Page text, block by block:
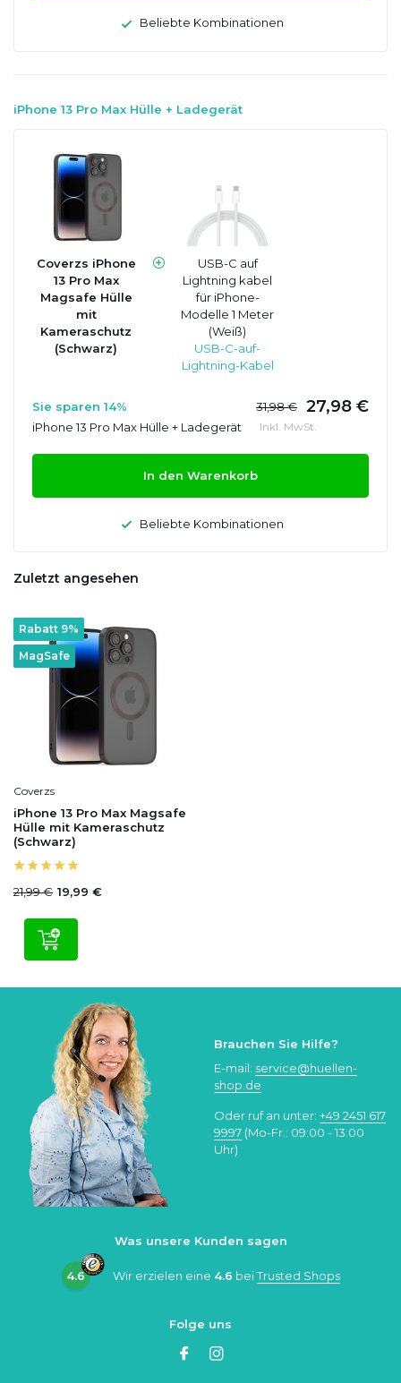
Beliebte Kombinationen
iPhone 13 Pro Max Hülle + Ladegerät
Coverzs iPhone
13 Pro Max
Magsafe Hülle
mit
Kameraschutz
(Schwarz)
USB-C auf
Lightning kabel
für iPhone-
Modelle 1 Meter
(Weiß)
USB-C-auf-
Lightning-Kabel
Sie sparen 14% 31,98 € 27,98 €
iPhone 13 Pro Max Hülle + Ladegerät Inkl. MwSt.
In den Warenkorb
Beliebte Kombinationen
Zuletzt angesehen
MagSafe
Rabatt 9%
Coverzs
iPhone 13 Pro Max Magsafe
Hülle mit Kameraschutz
(Schwarz)
21,99 € 19,99 €
Brauchen Sie Hilfe?
E-mail: service@huellen-
shop.de
Oder ruf an unter: +49 2451 617
9997 (Mo-Fr.: 09:00 - 13:00
Uhr)
Was unsere Kunden sagen
4.6 Wir erzielen eine 4.6 beiTrusted Shops
Folge uns